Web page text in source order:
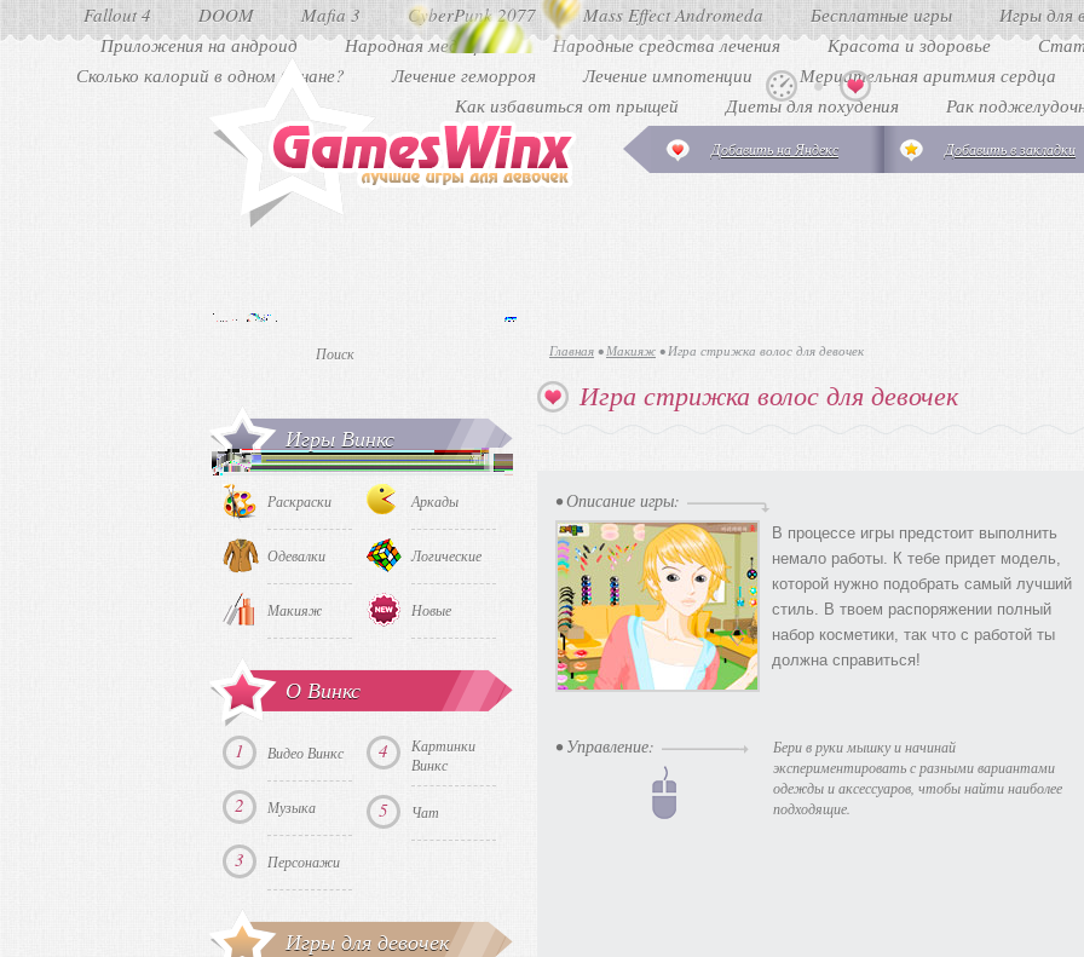
Fallout 4 DOOM Mafia 3 CyberPunk 2077 Mass Effect Andromeda Бесплатные игры
Игры для
Приложения на андроид
Народная медицина Народные средства лечения Красота и здоровье
Сколько калорий в одном банане?
Лечение геморроя Лечение импотенции
Мерцательная аритмия сердца
Как избавиться от прыщей
Диеты для похудения Рак
Добавить на Яндекс Добавить в закладки
Главная • Макияж • Игра стрижка волос для девочек
Игра стрижка волос для девочек
• Описание игры:
В процессе игры предстоит выполнить
немало работы. К тебе придет модель,
которой нужно подобрать самый лучший
стиль. В твоем распоряжении полный
набор косметики, так что с работой ты
должна справиться!
• Управление:
Бери в руки мышку и начинай
экспериментировать с разными вариантами
одежды и аксессуаров, чтобы найти наиболее
подходящие.
Игры Винкс
Раскраски
Одевалки
Макияж
Аркады
Логические
Новые
О Винкс
1 Видео Винкс
2 Музыка
3 Персонажи
4
Картинки
Винкс
5 Чат
Игры для девочек